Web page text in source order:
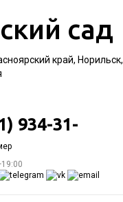
сад
край, Норильск,
934-31-